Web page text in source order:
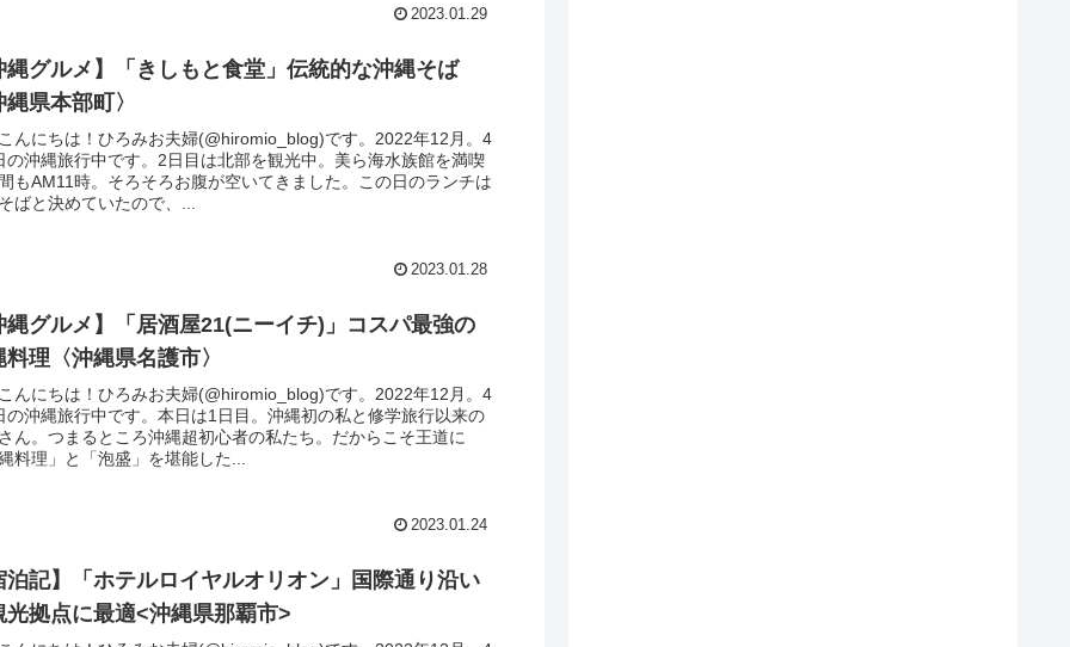
2023.01.29
縄グルメ】「きしもと食堂」伝統的な沖縄そば
縄県本部町〉
んにちは！ひろみお夫婦(@hiromio_blog)です。2022年12月。4
の沖縄旅行中です。2日目は北部を観光中。美ら海水族館を満喫
もAM11時。そろそろお腹が空いてきました。この日のランチは
ばと決めていたので、...
2023.01.28
縄グルメ】「居酒屋21(ニーイチ)」コスパ最強の
料理〈沖縄県名護市〉
んにちは！ひろみお夫婦(@hiromio_blog)です。2022年12月。4
の沖縄旅行中です。本日は1日目。沖縄初の私と修学旅行以来の
ん。つまるところ沖縄超初心者の私たち。だからこそ王道に
料理」と「泡盛」を堪能した...
2023.01.24
泊記】「ホテルロイヤルオリオン」国際通り沿い
光拠点に最適<沖縄県那覇市>